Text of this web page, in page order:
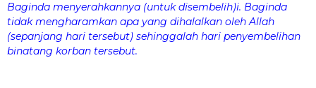
Baginda menyerahkannya (untuk disembelih)i. Baginda
tidak mengharamkan apa yang dihalalkan oleh Allah
(sepanjang hari tersebut) sehinggalah hari penyembelihan
binatang korban tersebut.